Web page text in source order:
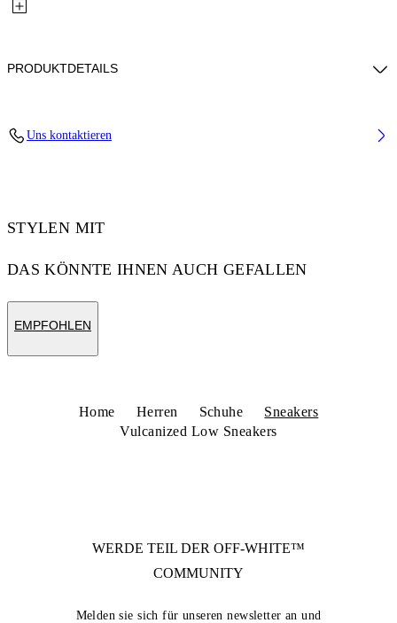
PRODUKTDETAILS
Goat Skin
Uns kontaktieren
STYLEN MIT
DAS KÖNNTE IHNEN AUCH GEFALLEN
EMPFOHLEN
Home Herren Schuhe
Sneakers
Vulcanized Low Sneakers
WERDE TEIL DER OFF-WHITE™
COMMUNITY
Melden sie sich für unseren newsletter an und